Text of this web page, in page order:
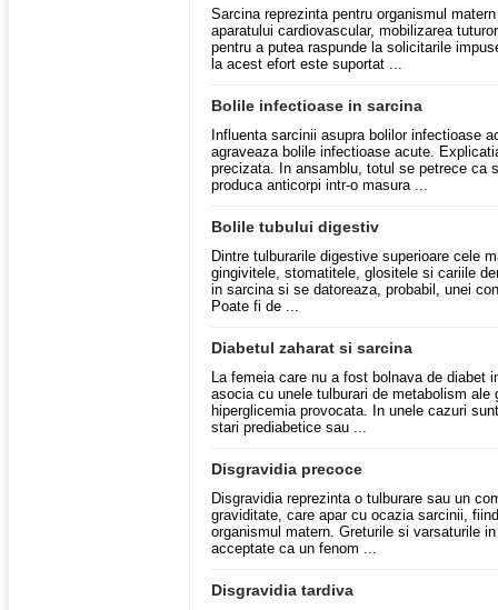
Sarcina reprezinta pentru organismul
aparatului cardiovascular, mobilizarea
pentru a putea raspunde la solicitarile
la acest efort este suportat ...
Bolile infectioase in sarcina
Influenta sarcinii asupra bolilor infectioase
agraveaza bolile infectioase acute.
precizata. In ansamblu, totul se petrece ca
produca anticorpi intr-o masura ...
Bolile tubului digestiv
Dintre tulburarile digestive superioare cele
gingivitele, stomatitele, glositele si cariile
in sarcina si se datoreaza, probabil, unei
Poate fi de ...
Diabetul zaharat si sarcina
La femeia care nu a fost bolnava de diabet
asocia cu unele tulburari de metabolism
hiperglicemia provocata. In unele cazuri
stari prediabetice sau ...
Disgravidia precoce
Disgravidia reprezinta o tulburare sau un
graviditate, care apar cu ocazia sarcinii,
organismul matern. Greturile si varsaturile
acceptate ca un fenom ...
Disgravidia tardiva